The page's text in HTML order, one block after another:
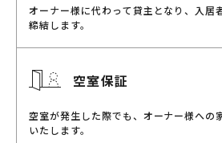
オーナー様に代わって貸主となり、入居
締結します。
空室保証
空室が発生した際でも、オーナー様への
いたします。